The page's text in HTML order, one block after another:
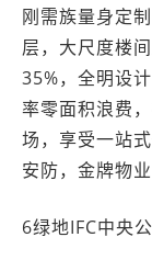
刚需族量身定
层，大尺度楼
35%，全明设
率零面积浪费
场，享受一站
安防，金牌物
6绿地IFC中央